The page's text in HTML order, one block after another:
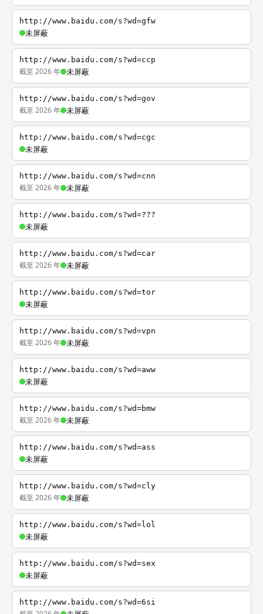
http://www.baidu.com/s?wd=gfw
未屏蔽
http://www.baidu.com/s?wd=ccp
截至 2026 年 未屏蔽
http://www.baidu.com/s?wd=gov
截至 2026 年 未屏蔽
http://www.baidu.com/s?wd=cgc
未屏蔽
http://www.baidu.com/s?wd=cnn
截至 2026 年 未屏蔽
http://www.baidu.com/s?wd=???
未屏蔽
http://www.baidu.com/s?wd=car
截至 2026 年 未屏蔽
http://www.baidu.com/s?wd=tor
未屏蔽
http://www.baidu.com/s?wd=vpn
截至 2026 年 未屏蔽
http://www.baidu.com/s?wd=aww
未屏蔽
http://www.baidu.com/s?wd=bmw
截至 2026 年 未屏蔽
http://www.baidu.com/s?wd=ass
未屏蔽
http://www.baidu.com/s?wd=cly
截至 2026 年 未屏蔽
http://www.baidu.com/s?wd=lol
未屏蔽
http://www.baidu.com/s?wd=sex
未屏蔽
http://www.baidu.com/s?wd=6si